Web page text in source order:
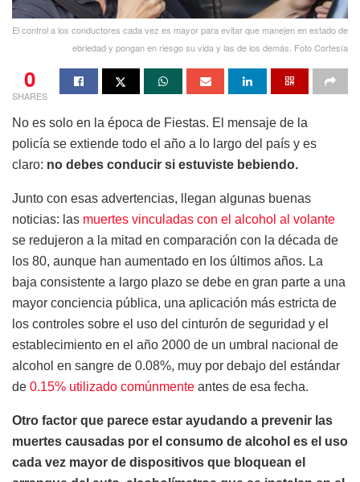
El control a los conductores cada vez es mayor para evitar que manejen en estado de
ebriedad y pongan en riesgo su vida y las de los demás. Foto Cortesía
0
SHARES
No es solo en la época de Fiestas. El mensaje de la
policía se extiende todo el año a lo largo del país y es
claro: no debes conducir si estuviste bebiendo.
Junto con esas advertencias, llegan algunas buenas
noticias: las muertes vinculadas con el alcohol al volante
se redujeron a la mitad en comparación con la década de
los 80, aunque han aumentado en los últimos años. La
baja consistente a largo plazo se debe en gran parte a una
mayor conciencia pública, una aplicación más estricta de
los controles sobre el uso del cinturón de seguridad y el
establecimiento en el año 2000 de un umbral nacional de
alcohol en sangre de 0.08%, muy por debajo del estándar
de 0.15% utilizado comúnmente antes de esa fecha.
Otro factor que parece estar ayudando a prevenir las
muertes causadas por el consumo de alcohol es el uso
cada vez mayor de dispositivos que bloquean el